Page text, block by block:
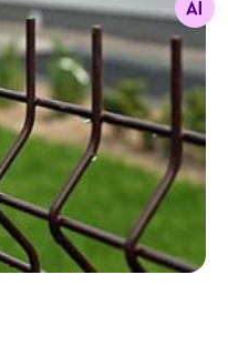
Otsi sarnaseid